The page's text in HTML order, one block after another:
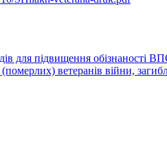
для підвищення обізнаності
ветеранів війни,